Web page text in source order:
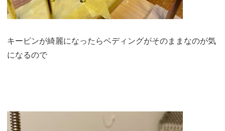
キーピンが綺麗になったらベディングがそのままなのが気
になるので